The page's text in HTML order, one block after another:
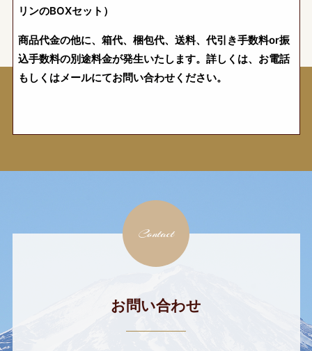
リンのBOXセット）
商品代金の他に、箱代、梱包代、送料、代引き手数料or振
込手数料の別途料金が発生いたします。詳しくは、お電話
もしくはメールにてお問い合わせください。
Contact
お問い合わせ